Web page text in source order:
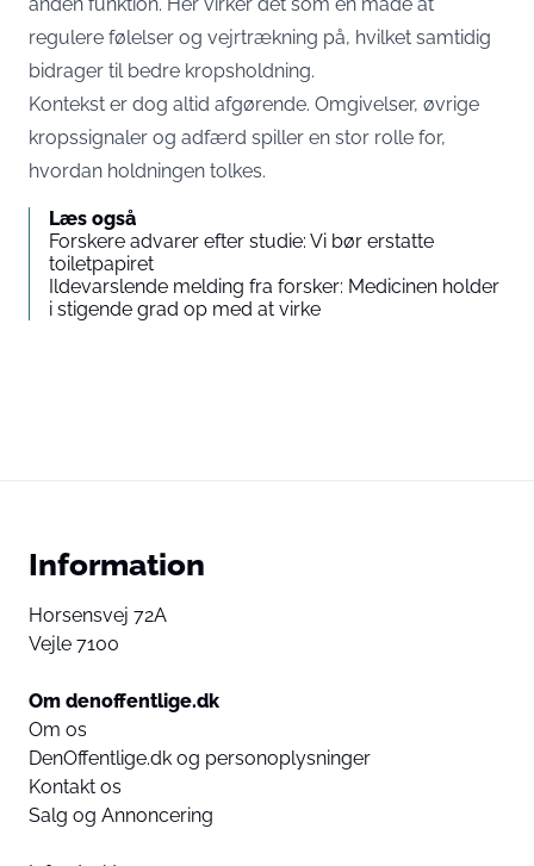
regulere følelser og vejrtrækning på, hvilket samtidig
bidrager til bedre kropsholdning.
Kontekst er dog altid afgørende. Omgivelser, øvrige
kropssignaler og adfærd spiller en stor rolle for,
hvordan holdningen tolkes.
Læs også
Forskere advarer efter studie: Vi bør erstatte
toiletpapiret
Ildevarslende melding fra forsker: Medicinen holder
i stigende grad op med at virke
Information
Horsensvej 72A
Vejle 7100
Om denoffentlige.dk
Om os
DenOffentlige.dk og personoplysninger
Kontakt os
Salg og Annoncering